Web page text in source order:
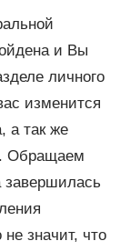
и Вы
личного
изменится
а так же
Обращаем
значит, что